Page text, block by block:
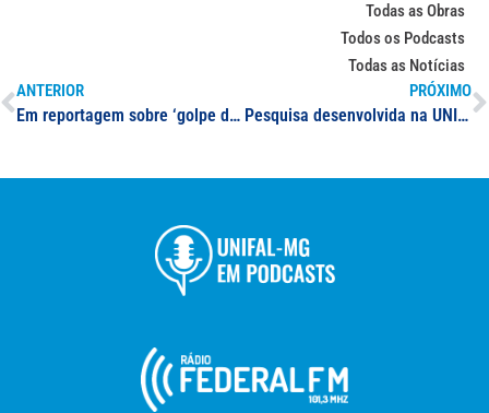
Todas as Obras
Todos os Podcasts
Todas as Notícias
ANTERIOR
Em reportagem sobre ‘golpe da imobiliária’, docente da UNIFAL-MG dá dicas de segurança cibernética
PRÓXIMO
Pesquisa desenvolvida na UNIFAL-MG sobre como a cartografia foi utilizada na construção ideológica dos projetos políticos durante a colonização portuguesa ganha repercussão internacional